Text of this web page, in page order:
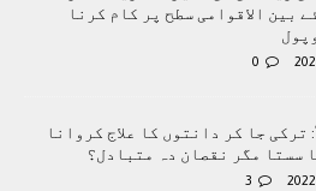
بین الاقوامی سطح پر کام کرنا
0
ترکی جا کر دانتوں کا علاج کروانا
سستا مگر نقصان دہ متبادل؟
3